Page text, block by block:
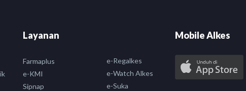
Layanan
Farmaplus
e-KMI
Sipnap
e-Regalkes
e-Watch Alkes
e-Suka
Mobile Alkes